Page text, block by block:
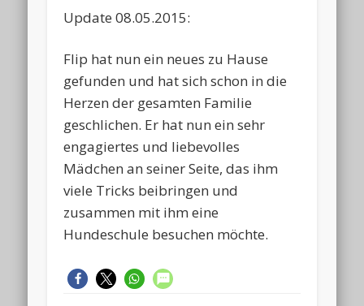
Update 08.05.2015:
Flip hat nun ein neues zu Hause
gefunden und hat sich schon in die
Herzen der gesamten Familie
geschlichen. Er hat nun ein sehr
engagiertes und liebevolles
Mädchen an seiner Seite, das ihm
viele Tricks beibringen und
zusammen mit ihm eine
Hundeschule besuchen möchte.